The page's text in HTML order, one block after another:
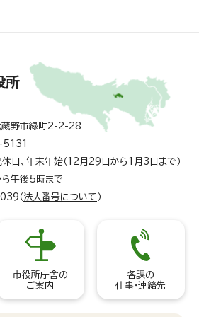
所
野市緑町2-2-28
休日、年末年始（12月29日から1月3日まで）
ら午後5時まで
（ 法人番号について ）
市役所庁舎の
ご案内
各課の
仕事・連絡先